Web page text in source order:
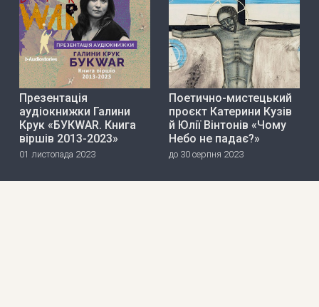
Презентація
аудіокнижки Галини
Крук «БУКWAR. Книга
віршів 2013-2023»
01 листопада 2023
Поетично-мистецький
проєкт Катерини Кузів
й Юлії Вінтонів «Чому
Небо не падає?»
до 30 серпня 2023